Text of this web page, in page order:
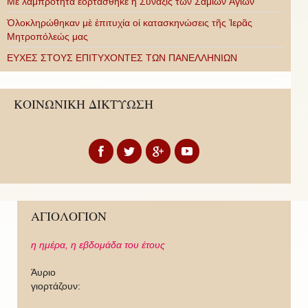
Ὁλοκληρώθηκαν μὲ ἐπιτυχία οἱ κατασκηνώσεις τῆς Ἱερᾶς
Μητροπόλεώς μας
ΕΥΧΕΣ ΣΤΟΥΣ ΕΠΙΤΥΧΟΝΤΕΣ ΤΩΝ ΠΑΝΕΛΛΗΝΙΩΝ
ΚΟΙΝΩΝΙΚΗ ΔΙΚΤΥΩΣΗ
ΑΓΙΟΛΟΓΙΟΝ
η ημέρα, η εβδομάδα του έτους
Άυριο
γιορτάζουν: